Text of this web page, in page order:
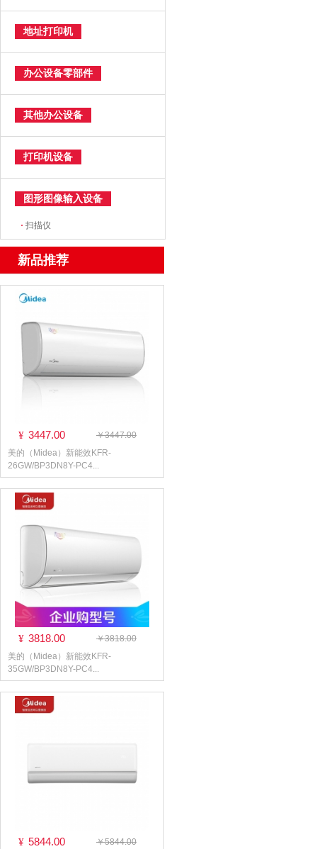
地址打印机
办公设备零部件
其他办公设备
打印机设备
图形图像输入设备
·扫描仪
新品推荐
¥ 3447.00
￥3447.00
美的（Midea）新能效KFR-
26GW/BP3DN8Y-PC4...
¥ 3818.00
￥3818.00
美的（Midea）新能效KFR-
35GW/BP3DN8Y-PC4...
¥ 5844.00
￥5844.00